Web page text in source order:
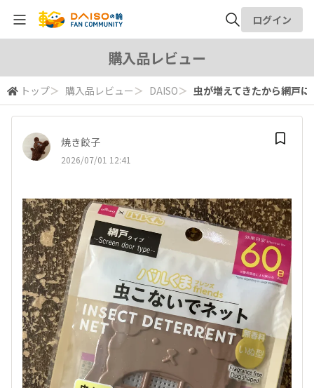
検索
ログイン
購入品レビュー
トップ＞ 購入品レビュー ＞ DAISO＞ 虫が増えてきたから網戸に
焼き餃子
2026/07/01 12:41